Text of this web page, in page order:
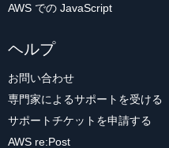
AWS での JavaScript
ヘルプ
お問い合わせ
専門家によるサポートを受ける
サポートチケットを申請する
AWS re:Post